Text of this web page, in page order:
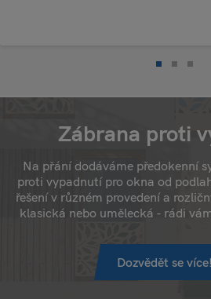
Zábrana proti
Na přání dodáváme předokenní
proti vypadnutí pro okna od
řešení v různém provedení a
klasická nebo umělecká - rádi
Dozvědět se více!